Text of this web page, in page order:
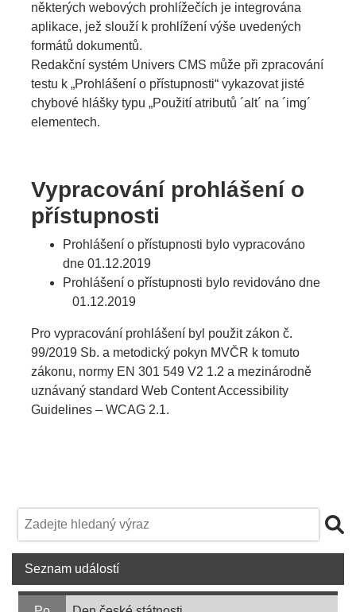
některých webových prohlížečích je integrována
aplikace, jež slouží k prohlížení výše uvedených
formátů dokumentů.
Redakční systém Univers CMS může při zpracování
testu k „Prohlášení o přístupnosti“ vykazovat jisté
chybové hlášky typu „Použití atributů ´alt´ na ´img´
elementech.
Vypracování prohlášení o
přístupnosti
Prohlášení o přístupnosti bylo vypracováno
dne 01.12.2019
Prohlášení o přístupnosti bylo revidováno dne
01.12.2019
Pro vypracování prohlášení byl použit zákon č.
99/2019 Sb. a metodický pokyn MVČR k tomuto
zákonu, normy EN 301 549 V2 1.2 a mezinárodně
uznávaný standard Web Content Accessibility
Guidelines – WCAG 2.1.
Seznam událostí